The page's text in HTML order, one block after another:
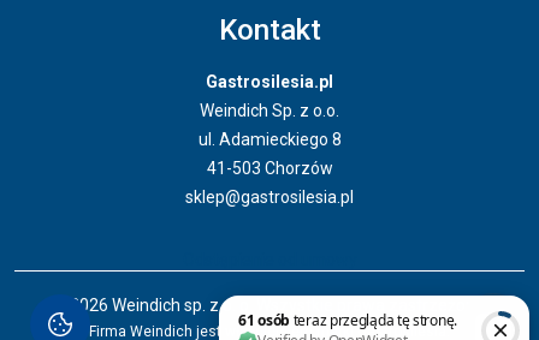
Kontakt
Gastrosilesia.pl
Weindich Sp. z o.o.
ul. Adamieckiego 8
41-503 Chorzów
sklep@gastrosilesia.pl
© 2026 Weindich sp. z o. o. Wszystkie prawa zastrzeżone.
Firma Weindich jest właścicielem marki Gastrosilesia.